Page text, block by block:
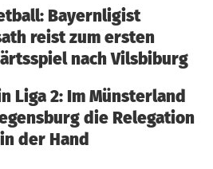
Bayernligist
reist zum ersten
nach Vilsbiburg
Liga 2: Im Münsterland
die Relegation
der Hand